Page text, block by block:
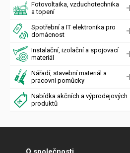
Fotovoltaika, vzduchotechnika
a topení
Spotřební a IT elektronika pro
domácnost
Instalační, izolační a spojovací
materiál
Nářadí, stavební materiál a
pracovní pomůcky
Nabídka akčních a výprodejových
produktů